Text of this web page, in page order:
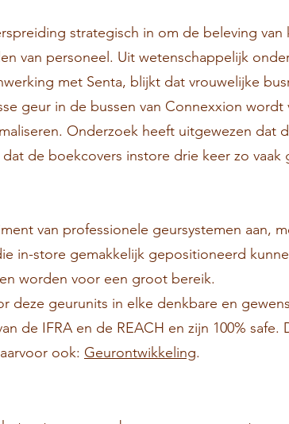
strategisch in om de beleving
van personeel. Uit wetenschappelijk
met Senta, blijkt dat vrouwelijke
geur in de bussen van Connexxion
Onderzoek heeft uitgewezen dat
de boekcovers instore drie keer zo vaak
van professionele geursystemen aan,
in-store gemakkelijk gepositioneerd
worden voor een groot bereik.
deze geurunits in elke denkbare en
de IFRA en de REACH en zijn 100% safe.
ook: Geurontwikkeling.